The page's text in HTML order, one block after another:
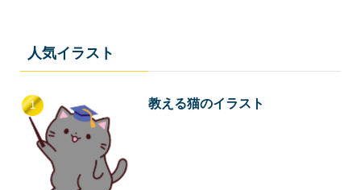
人気イラスト
教える猫のイラスト